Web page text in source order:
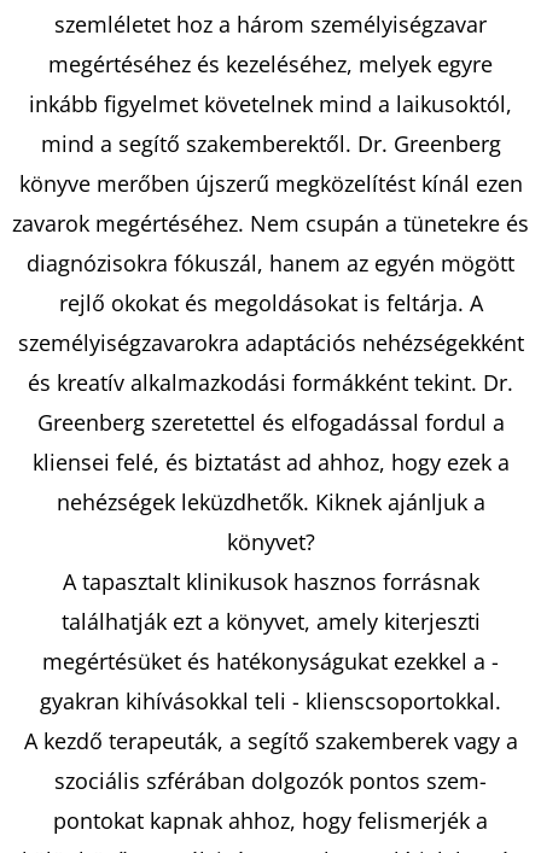
szemléletet hoz a három személyiségzavar
megértéséhez és kezeléséhez, melyek egyre
inkább figyelmet követelnek mind a laikusoktól,
mind a segítő szakemberektől. Dr. Greenberg
könyve merőben újszerű megközelítést kínál ezen
zavarok megértéséhez. Nem csupán a tünetekre és
diagnózisokra fókuszál, hanem az egyén mögött
rejlő okokat és megoldásokat is feltárja. A
személyiségzavarokra adaptációs nehézségekként
és kreatív alkalmazkodási formákként tekint. Dr.
Greenberg szeretettel és elfogadással fordul a
kliensei felé, és biztatást ad ahhoz, hogy ezek a
nehézségek leküzdhetők. Kiknek ajánljuk a
könyvet?
A tapasztalt klinikusok hasznos forrásnak
találhatják ezt a könyvet, amely kiterjeszti
megértésüket és hatékonyságukat ezekkel a -
gyakran kihívásokkal teli - klienscsoportokkal.
A kezdő terapeuták, a segítő szakemberek vagy a
szociális szférában dolgozók pontos szem-
pontokat kapnak ahhoz, hogy felismerjék a